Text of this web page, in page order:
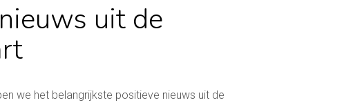
uit de
we het belangrijkste positieve nieuws uit de